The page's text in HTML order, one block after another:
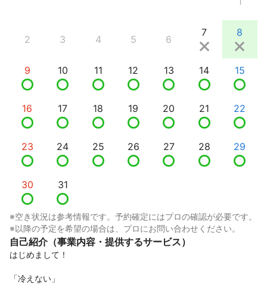
2 3 4 5 6
7 8
9 10 11 12 13 14 15
16 17 18 19 20 21 22
23 24 25 26 27 28 29
30 31
※空き状況は参考情報です。予約確定にはプロの確認が必要です。
※以降の予定を希望の場合は、プロにお問い合わせください。
自己紹介（事業内容・提供するサービス）
はじめまして！
「冷えない」